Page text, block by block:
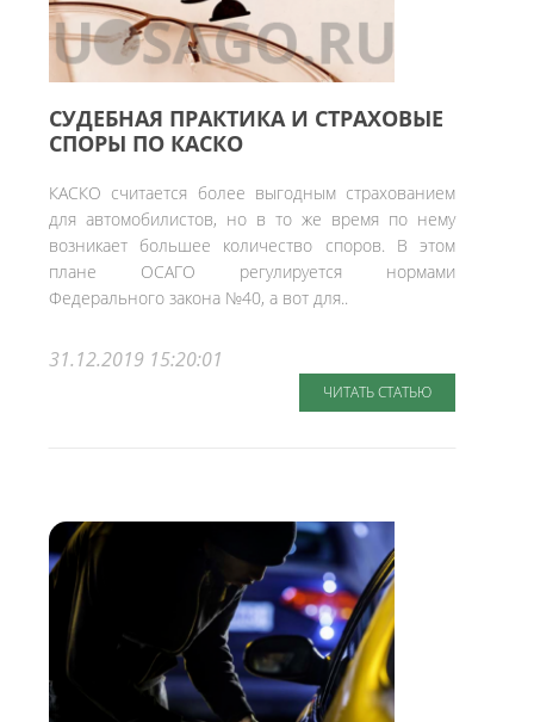
СУДЕБНАЯ ПРАКТИКА И СТРАХОВЫЕ
СПОРЫ ПО КАСКО
КАСКО считается более выгодным страхованием
для автомобилистов, но в то же время по нему
возникает большее количество споров. В этом
плане ОСАГО регулируется нормами
Федерального закона №40, а вот для..
31.12.2019 15:20:01
ЧИТАТЬ СТАТЬЮ